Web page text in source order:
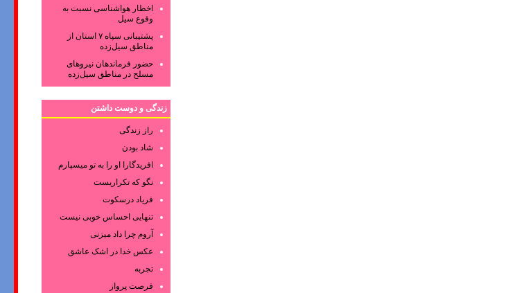
اخطار هواشناسی نسبت به
وقوع سیل
پشتیبانی سپاه ۷ استان از
مناطق سیل‌زده
حضور فرماندهان نیروهای
مسلح در مناطق سیل‌زده
زندگی و دوست داشتن
راز زندگی
شاد بودن
افریدگارا او را به تو میسپارم
نگو که تکراریست
فریاد درسکوت
تنهایی احساس خوبی نیست
آروم چرا داد میزنی
عکس‌ خدا در اشک‌ عاشق‌
تجربه
فرصت پرواز